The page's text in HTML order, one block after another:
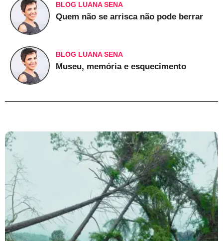
BLOG LUANA SENA
Quem não se arrisca não pode berrar
BLOG LUANA SENA
Museu, memória e esquecimento